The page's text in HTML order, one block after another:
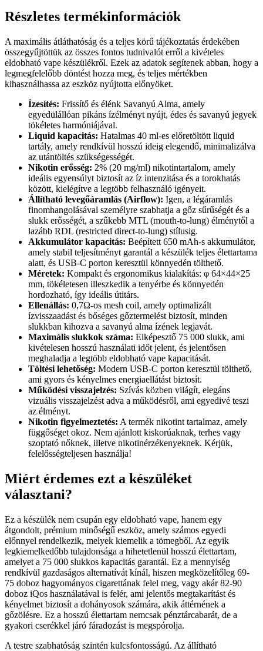
Részletes termékinformációk
A maximális átláthatóság és a teljes körű tájékoztatás érdekében
összegyűjtöttük az összes fontos tudnivalót erről a kivételes
eldobható vape készülékről. Ezek az adatok segítenek abban, hogy a
legmegfelelőbb döntést hozza meg, és teljes mértékben
kihasználhassa az eszköz nyújtotta előnyöket.
Ízesítés: Frissítő és élénk Savanyú Alma, amely
egyedülállóan pikáns ízélményt nyújt, édes és savanyú jegyek
tökéletes harmóniájával.
Liquid kapacitás: Hatalmas 40 ml-es előretöltött liquid
tartály, amely rendkívül hosszú ideig elegendő, minimalizálva
az utántöltés szükségességét.
Nikotin erősség: 2% (20 mg/ml) nikotintartalom, amely
ideális egyensúlyt biztosít az íz intenzitása és a torokhatás
között, kielégítve a legtöbb felhasználó igényeit.
Állítható levegőáramlás (Airflow): Igen, a légáramlás
finomhangolásával személyre szabhatja a gőz sűrűségét és a
slukk erősségét, a szűkebb MTL (mouth-to-lung) élménytől a
lazább RDL (restricted direct-to-lung) stílusig.
Akkumulátor kapacitás: Beépített 650 mAh-s akkumulátor,
amely stabil teljesítményt garantál a készülék teljes élettartama
alatt, és USB-C porton keresztül könnyedén tölthető.
Méretek: Kompakt és ergonomikus kialakítás: φ 64×44×25
mm, tökéletesen illeszkedik a tenyérbe és könnyedén
hordozható, így ideális útitárs.
Ellenállás: 0,7Ω-os mesh coil, amely optimalizált
ízvisszaadást és bőséges gőztermelést biztosít, minden
slukkban kihozva a savanyú alma ízének legjavát.
Maximális slukkok száma: Elképesztő 75 000 slukk, ami
kivételesen hosszú használati időt jelent, és jelentősen
meghaladja a legtöbb eldobható vape kapacitását.
Töltési lehetőség: Modern USB-C porton keresztül tölthető,
ami gyors és kényelmes energiaellátást biztosít.
Működési visszajelzés: Szívás közben világít, elegáns
vizuális visszajelzést adva a működésről, ami egyedivé teszi
az élményt.
Nikotin figyelmeztetés: A termék nikotint tartalmaz, amely
függőséget okoz. Nem ajánlott kiskorúaknak, terhes vagy
szoptató nőknek, illetve nikotinérzékenyeknek. Kérjük,
felelősségteljesen használja!
Miért érdemes ezt a készüléket
választani?
Ez a készülék nem csupán egy eldobható vape, hanem egy
átgondolt, prémium minőségű eszköz, amely számos egyedi
előnnyel rendelkezik, melyek kiemelik a tömegből. Az egyik
legkiemelkedőbb tulajdonsága a hihetetlenül hosszú élettartam,
amelyet a 75 000 slukkos kapacitás garantál. Ez a mennyiség
rendkívül gazdaságos alternatívát kínál, hiszen megközelítőleg 69-
75 doboz hagyományos cigarettának felel meg, vagy akár 82-90
doboz iQos használatával is felér, ami jelentős megtakarítást és
kényelmet biztosít a dohányosok számára, akik áttérnének a
gőzölésre. Ez a hosszú élettartam nemcsak pénztárcabarát, de a
gyakori cserékkel járó fáradozást is megspórolja.
A testre szabhatóság szintén kulcsfontosságú. Az állítható